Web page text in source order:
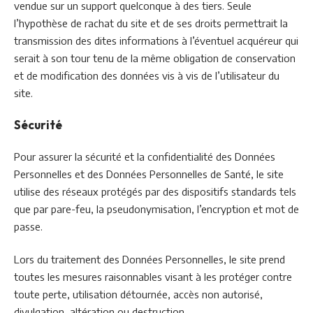
vendue sur un support quelconque à des tiers. Seule
l’hypothèse de rachat du site et de ses droits permettrait la
transmission des dites informations à l’éventuel acquéreur qui
serait à son tour tenu de la même obligation de conservation
et de modification des données vis à vis de l’utilisateur du
site.
Sécurité
Pour assurer la sécurité et la confidentialité des Données
Personnelles et des Données Personnelles de Santé, le site
utilise des réseaux protégés par des dispositifs standards tels
que par pare-feu, la pseudonymisation, l’encryption et mot de
passe.
Lors du traitement des Données Personnelles, le site prend
toutes les mesures raisonnables visant à les protéger contre
toute perte, utilisation détournée, accès non autorisé,